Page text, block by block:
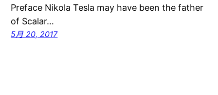
Preface Nikola Tesla may have been the father
of Scalar…
5月 20, 2017